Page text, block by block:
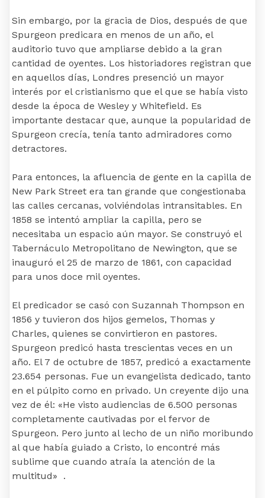
Sin embargo, por la gracia de Dios, después de que
Spurgeon predicara en menos de un año, el
auditorio tuvo que ampliarse debido a la gran
cantidad de oyentes. Los historiadores registran que
en aquellos días, Londres presenció un mayor
interés por el cristianismo que el que se había visto
desde la época de Wesley y Whitefield. Es
importante destacar que, aunque la popularidad de
Spurgeon crecía, tenía tanto admiradores como
detractores.
Para entonces, la afluencia de gente en la capilla de
New Park Street era tan grande que congestionaba
las calles cercanas, volviéndolas intransitables. En
1858 se intentó ampliar la capilla, pero se
necesitaba un espacio aún mayor. Se construyó el
Tabernáculo Metropolitano de Newington, que se
inauguró el 25 de marzo de 1861, con capacidad
para unos doce mil oyentes.
El predicador se casó con Suzannah Thompson en
1856 y tuvieron dos hijos gemelos, Thomas y
Charles, quienes se convirtieron en pastores.
Spurgeon predicó hasta trescientas veces en un
año. El 7 de octubre de 1857, predicó a exactamente
23.654 personas. Fue un evangelista dedicado, tanto
en el púlpito como en privado. Un creyente dijo una
vez de él: «He visto audiencias de 6.500 personas
completamente cautivadas por el fervor de
Spurgeon. Pero junto al lecho de un niño moribundo
al que había guiado a Cristo, lo encontré más
sublime que cuando atraía la atención de la
multitud» .